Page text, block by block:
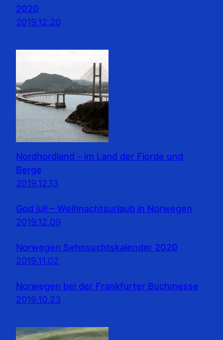
2020
2019.12.20
Nordhordland – im Land der Fjorde und
Berge
2019.12.13
God jul! – Weihnachtsurlaub in Norwegen
2019.12.09
Norwegen Sehnsuchtskalender 2020
2019.11.02
Norwegen bei der Frankfurter Buchmesse
2019.10.23